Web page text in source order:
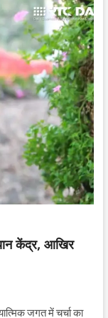
केंद्र, आखिर
जगत में चर्चा का